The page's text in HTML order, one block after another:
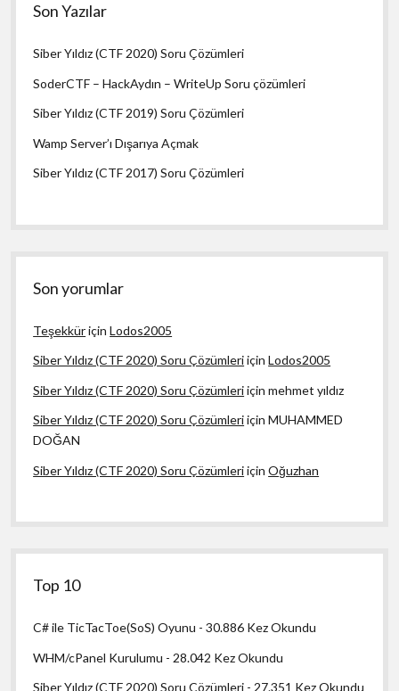
Son Yazılar
Siber Yıldız (CTF 2020) Soru Çözümleri
SoderCTF – HackAydın – WriteUp Soru çözümleri
Siber Yıldız (CTF 2019) Soru Çözümleri
Wamp Server’ı Dışarıya Açmak
Siber Yıldız (CTF 2017) Soru Çözümleri
Son yorumlar
TeşekküriçinLodos2005
Siber Yıldız (CTF 2020) Soru ÇözümleriiçinLodos2005
Siber Yıldız (CTF 2020) Soru Çözümleriiçinmehmet yıldız
Siber Yıldız (CTF 2020) Soru ÇözümleriiçinMUHAMMED
DOĞAN
Siber Yıldız (CTF 2020) Soru ÇözümleriiçinOğuzhan
Top 10
C# ile TicTacToe(SoS) Oyunu - 30.886 Kez Okundu
WHM/cPanel Kurulumu - 28.042 Kez Okundu
Siber Yıldız (CTF 2020) Soru Çözümleri - 27.351 Kez Okundu